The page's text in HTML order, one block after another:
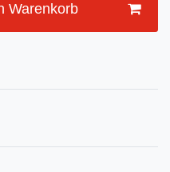
Warenkorb